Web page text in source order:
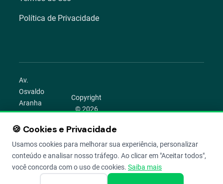
Política de Privacidade
Av.
Osvaldo
Aranha
1022 –
Bom
Porto
Alegre –
RS
Copyright
© 2026
Todos os
direitos
reservados.
🍪 Cookies e Privacidade
Usamos cookies para melhorar sua experiência, personalizar
conteúdo e analisar nosso tráfego. Ao clicar em "Aceitar todos",
você concorda com o uso de cookies. Saiba mais